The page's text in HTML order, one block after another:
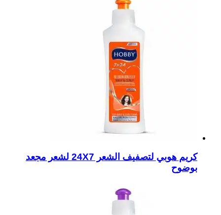
كريم هوبي لتصفيف الشعر 24X7 لشعر مجعد
بوضوح